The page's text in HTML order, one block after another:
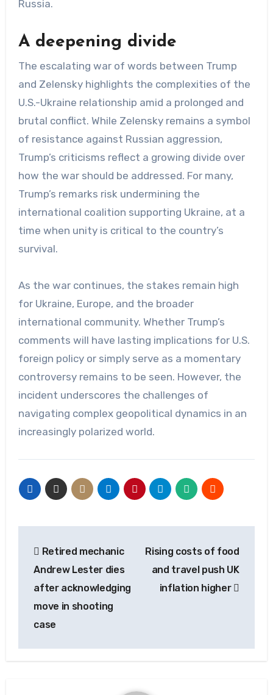
Russia.
A deepening divide
The escalating war of words between Trump
and Zelensky highlights the complexities of the
U.S.-Ukraine relationship amid a prolonged and
brutal conflict. While Zelensky remains a symbol
of resistance against Russian aggression,
Trump’s criticisms reflect a growing divide over
how the war should be addressed. For many,
Trump’s remarks risk undermining the
international coalition supporting Ukraine, at a
time when unity is critical to the country’s
survival.
As the war continues, the stakes remain high
for Ukraine, Europe, and the broader
international community. Whether Trump’s
comments will have lasting implications for U.S.
foreign policy or simply serve as a momentary
controversy remains to be seen. However, the
incident underscores the challenges of
navigating complex geopolitical dynamics in an
increasingly polarized world.
navigation
Retired mechanic
Andrew Lester dies
after acknowledging
move in shooting
case
Rising costs of food
and travel push UK
inflation higher